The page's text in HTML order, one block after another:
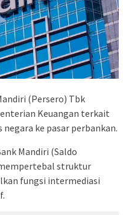
(Persero) Tbk
Keuangan terkait
ke pasar perbankan.
Mandiri (Saldo
struktur
fungsi intermediasi